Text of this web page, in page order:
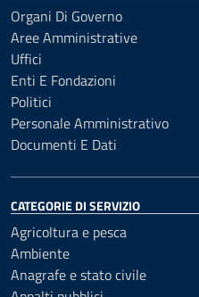
Organi Di Governo
Aree Amministrative
Uffici
Enti E Fondazioni
Politici
Personale Amministrativo
Documenti E Dati
CATEGORIE DI SERVIZIO
Agricoltura e pesca
Ambiente
Anagrafe e stato civile